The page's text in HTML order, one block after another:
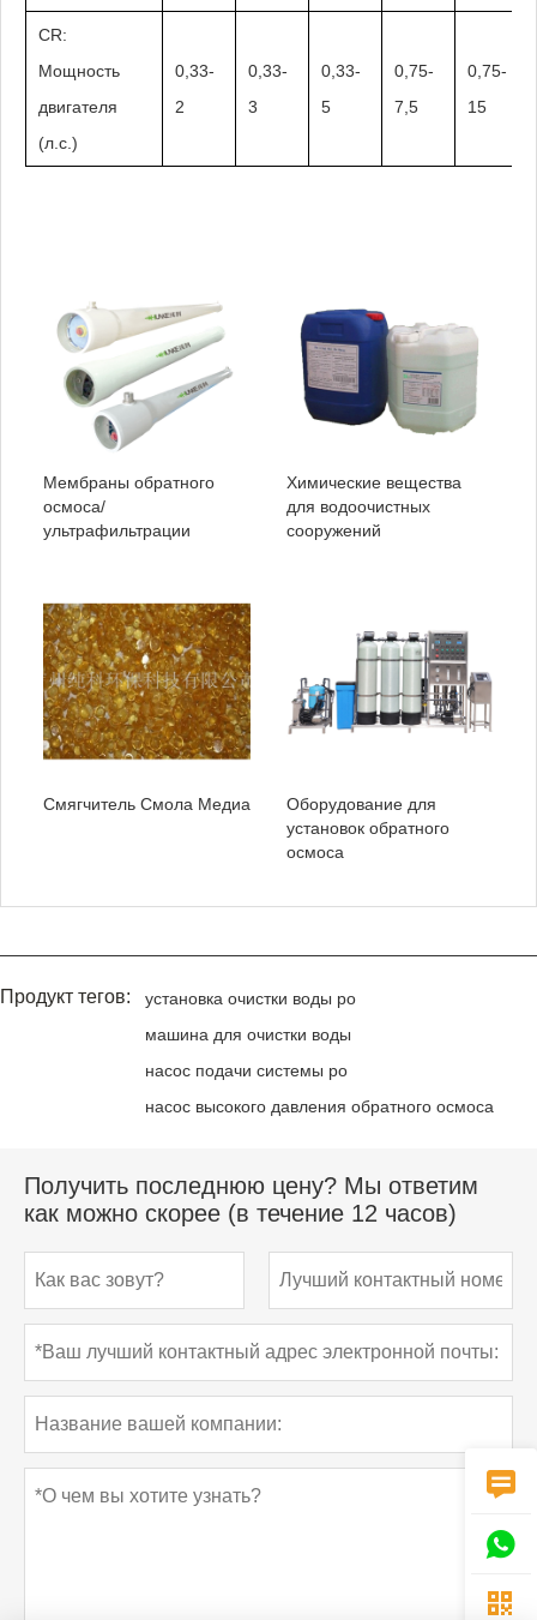
CR:
Мощность
двигателя
(л.с.)
0,33-
2
0,33-
3
0,33-
5
0,75-
7,5
0,75-
15
Мембраны обратного
осмоса/
ультрафильтрации
Химические вещества
для водоочистных
сооружений
Смягчитель Смола Медиа
Оборудование для
установок обратного
осмоса
Продукт тегов:
установка очистки воды ро
машина для очистки воды
насос подачи системы ро
насос высокого давления обратного осмоса
Получить последнюю цену? Мы ответим
как можно скорее (в течение 12 часов)


